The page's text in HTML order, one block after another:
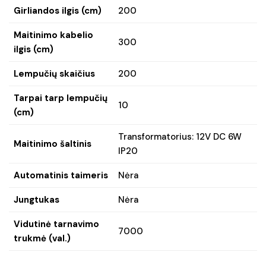
Girliandos ilgis (cm) 200
Maitinimo kabelio
ilgis (cm)
300
Lempučių skaičius 200
Tarpai tarp lempučių
(cm)
10
Maitinimo šaltinis
Transformatorius: 12V DC 6W
IP20
Automatinis taimeris Nėra
Jungtukas Nėra
Vidutinė tarnavimo
trukmė (val.)
7000